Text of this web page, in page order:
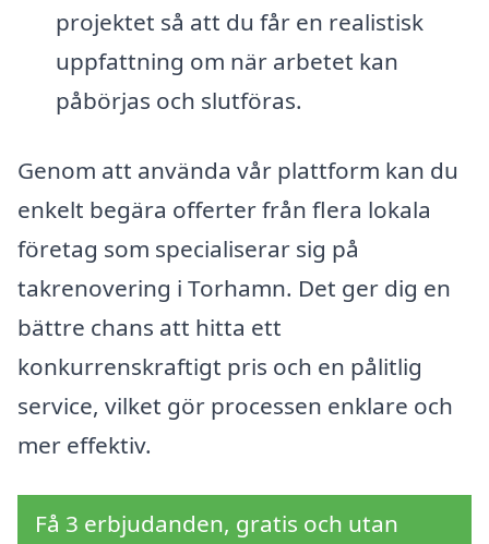
projektet så att du får en realistisk
uppfattning om när arbetet kan
påbörjas och slutföras.
Genom att använda vår plattform kan du
enkelt begära offerter från flera lokala
företag som specialiserar sig på
takrenovering i Torhamn. Det ger dig en
bättre chans att hitta ett
konkurrenskraftigt pris och en pålitlig
service, vilket gör processen enklare och
mer effektiv.
Få 3 erbjudanden, gratis och utan